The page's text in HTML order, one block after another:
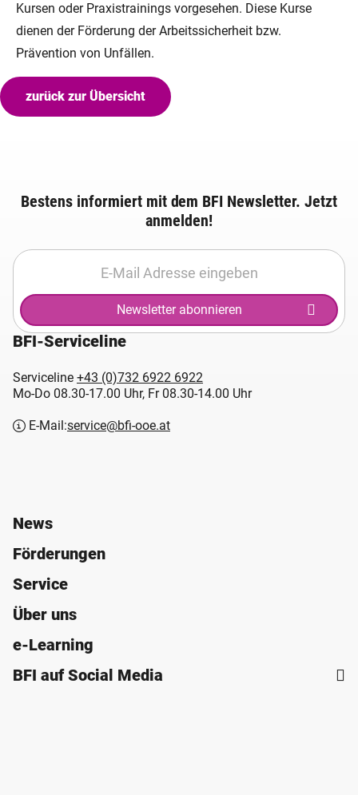
Kursen oder Praxistrainings vorgesehen. Diese Kurse
dienen der Förderung der Arbeitssicherheit bzw.
Prävention von Unfällen.
zurück zur Übersicht
Bestens informiert mit dem BFI Newsletter. Jetzt
anmelden!
Newsletter abonnieren
BFI-Serviceline
Serviceline +43 (0)732 6922 6922
Mo-Do 08.30-17.00 Uhr, Fr 08.30-14.00 Uhr
E-Mail:service@bfi-ooe.at
News
Förderungen
Service
Über uns
e-Learning
BFI auf Social Media